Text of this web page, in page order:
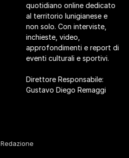
quotidiano online dedicato
al territorio lunigianese e
non solo. Con interviste,
inchieste, video,
approfondimenti e report di
eventi culturali e sportivi.
Direttore Responsabile:
Gustavo Diego Remaggi
Redazione